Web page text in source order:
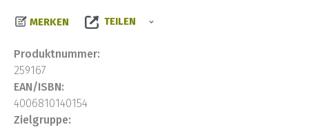
MERKEN TEILEN
Produktnummer:
259167
EAN/ISBN:
4006810140154
Zielgruppe: